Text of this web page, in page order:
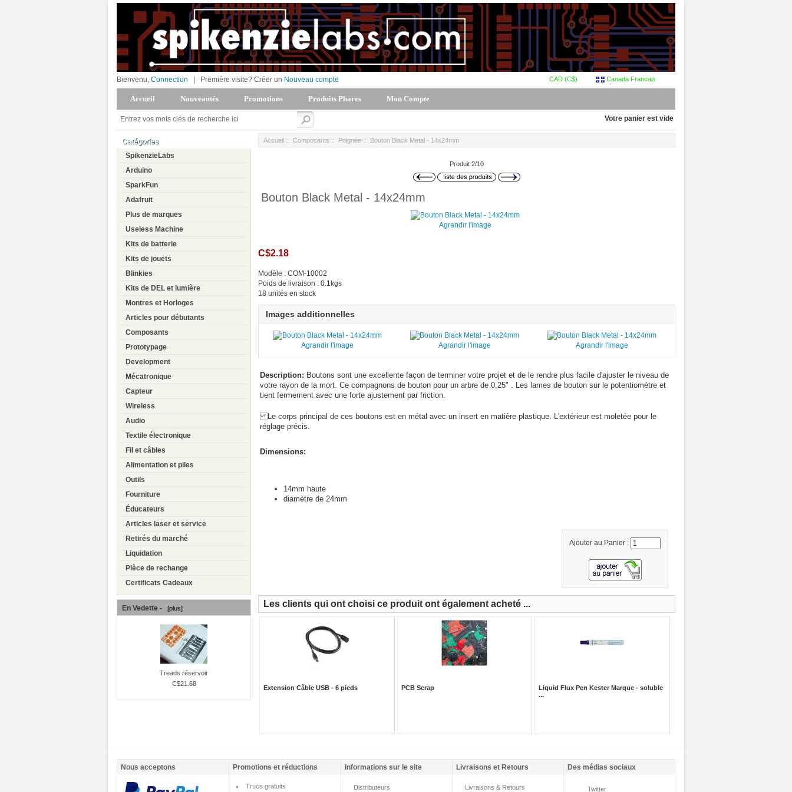
Canada Francais
CAD (C$)
Bienvenu, Connection Première visite? Créer un Nouveau compte
Accueil Nouveautés Promotions Produits Phares Mon Compte
Votre panier est vide
Catégories
SpikenzieLabs
Arduino
SparkFun
Adafruit
Plus de marques
Useless Machine
Kits de batterie
Kits de jouets
Blinkies
Kits de DEL et lumière
Montres et Horloges
Articles pour débutants
Composants
Prototypage
Development
Mécatronique
Capteur
Wireless
Audio
Textile électronique
Fil et câbles
Alimentation et piles
Outils
Fourniture
Éducateurs
Articles laser et service
Retirés du marché
Liquidation
Pièce de rechange
Certificats Cadeaux
En Vedette - [plus]
Treads réservoir
C$21.68
Accueil :: Composants :: Poignée :: Bouton Black Metal - 14x24mm
Produit 2/10
Bouton Black Metal - 14x24mm
Agrandir l'image
C$2.18
Modèle : COM-10002
Poids de livraison : 0.1kgs
18 unités en stock
Images additionnelles
Agrandir l'image Agrandir l'image Agrandir l'image
Description: Boutons sont une excellente façon de terminer votre projet et de le rendre plus facile d'ajuster le niveau de
votre rayon de la mort. Ce compagnons de bouton pour un arbre de 0,25" . Les lames de bouton sur le potentiomètre et
tient fermement avec une forte ajustement par friction.
Le corps principal de ces boutons est en métal avec un insert en matière plastique. L'extérieur est moletée pour le
réglage précis.
Dimensions:
14mm haute
diamètre de 24mm
Ajouter au Panier :
Les clients qui ont choisi ce produit ont également acheté ...
Extension Câble USB - 6 pieds PCB Scrap
Liquid Flux Pen Kester Marque - soluble
...
Nous acceptons Promotions et réductions Informations sur le site Livraisons et Retours Des médias sociaux
Trucs gratuits
Distributeurs Livraisons & Retours Twitter